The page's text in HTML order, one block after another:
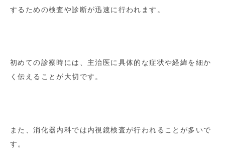
するための検査や診断が迅速に行われます。
初めての診察時には、主治医に具体的な症状や経緯を細か
く伝えることが大切です。
また、消化器内科では内視鏡検査が行われることが多いで
す。